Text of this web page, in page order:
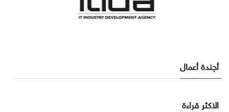
أجندة أعمال
الاكثر قراءة